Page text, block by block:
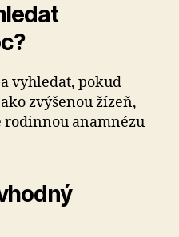
vyhledat, pokud
zvýšenou žízeň,
rodinnou anamnézu